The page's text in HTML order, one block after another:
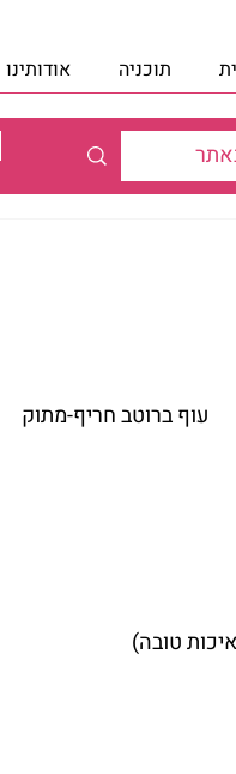
תוכניה אודותינו
עוף ברוטב חריף-מתוק